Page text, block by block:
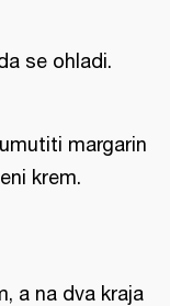
se ohladi.
margarin
krem.
a na dva kraja